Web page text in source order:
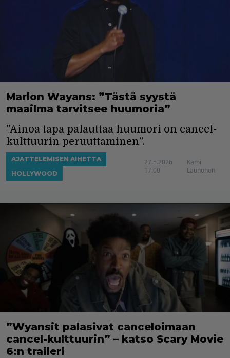
Marlon Wayans: ”Tästä syystä
maailma tarvitsee huumoria”
”Ainoa tapa palauttaa huumori on cancel-
kulttuurin peruuttaminen”.
AJATTELEMISEN AIHETTA
HOLLYWOOD
27.5.2026
17:00
Kami
Launonen
”Wyansit palasivat canceloimaan
cancel-kulttuurin” – katso Scary Movie
6:n traileri